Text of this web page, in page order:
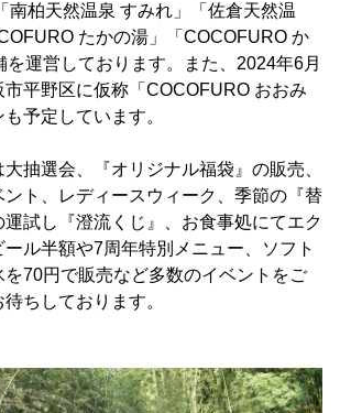
南柏天然温泉 すみれ」「佐倉天然温
たかの湯」「COCOFURO か
を運営しております。また、2024年6月
平野区に仮称「COCOFURO おおみ
予定しています。
抽選会、『オリジナル福袋』の販売、
ント、レディースウィーク、季節の『替
試し『澄流くじ』、お食事処にてエク
ル半額や7周年特別メニュー、ソフト
を70円で販売など多数のイベントをご
ちしております。